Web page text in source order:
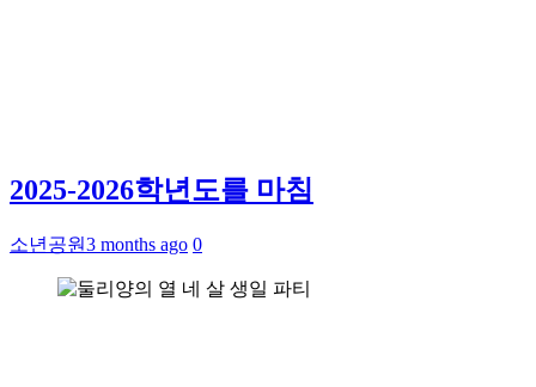
2025-2026학년도를 마침
소년공원3 months ago 0